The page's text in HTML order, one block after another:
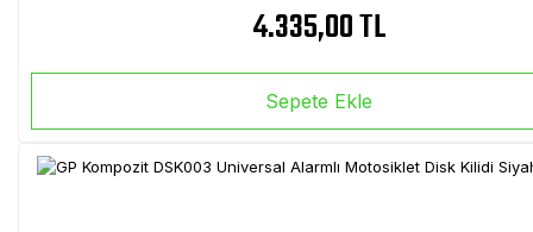
4.335,00 TL
Sepete Ekle